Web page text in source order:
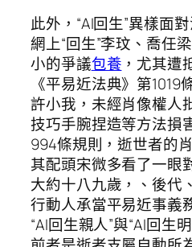
此外，“AI回生”異樣面
網上“回生”李玟、喬任
小的爭議包養 ，尤其遭
《平易近法典》第
許小我，未經肖像權人
技巧手腕捏造等方法損
994條規則，逝世者的
其配頭宋微多看了一眼
大約十八九歲，、後代
行動人承當平易近事義
“AI回生親人”與“AI回生